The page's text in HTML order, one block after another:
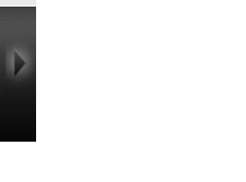
狼突击队选拔新